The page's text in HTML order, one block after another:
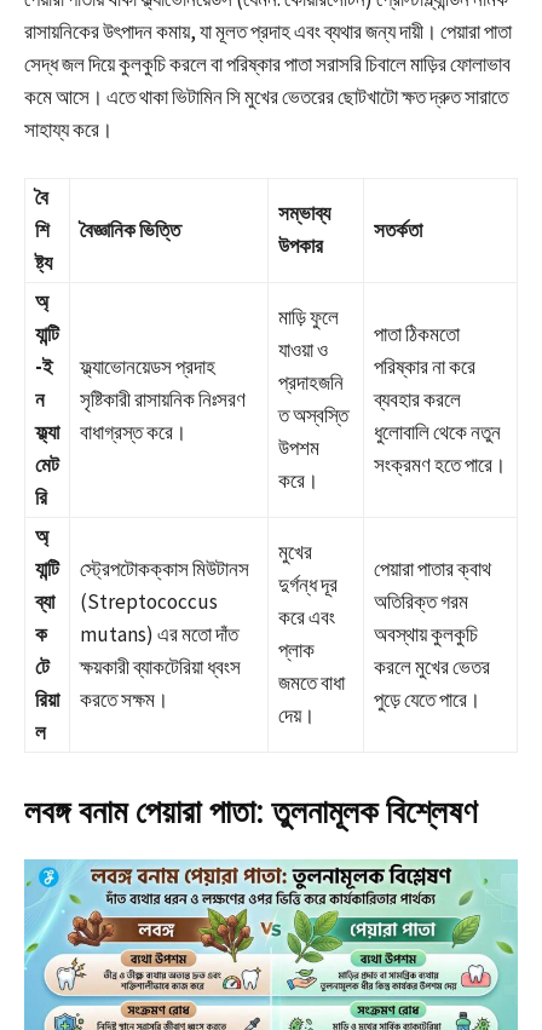
রাসায়নিকের উৎপাদন কমায়, যা মূলত প্রদাহ এবং ব্যথার জন্য দায়ী। পেয়ারা পাতা
সেদ্ধ জল দিয়ে কুলকুচি করলে বা পরিষ্কার পাতা সরাসরি চিবালে মাড়ির ফোলাভাব
কমে আসে। এতে থাকা ভিটামিন সি মুখের ভেতরের ছোটখাটো ক্ষত দ্রুত সারাতে
সাহায্য করে।
বৈ
শি
ষ্ট্য
বৈজ্ঞানিক ভিত্তি
সম্ভাব্য
উপকার
সতর্কতা
অ্
যান্টি
-ই
ন
ফ্ল্যা
মেট
রি
ফ্ল্যাভোনয়েডস প্রদাহ
সৃষ্টিকারী রাসায়নিক নিঃসরণ
বাধাগ্রস্ত করে।
মাড়ি ফুলে
যাওয়া ও
প্রদাহজনি
ত অস্বস্তি
উপশম
করে।
পাতা ঠিকমতো
পরিষ্কার না করে
ব্যবহার করলে
ধুলোবালি থেকে নতুন
সংক্রমণ হতে পারে।
অ্
যান্টি
ব্যা
ক
টে
রিয়া
ল
স্ট্রেপটোকক্কাস মিউটানস
(Streptococcus
mutans) এর মতো দাঁত
ক্ষয়কারী ব্যাকটেরিয়া ধ্বংস
করতে সক্ষম।
মুখের
দুর্গন্ধ দূর
করে এবং
প্লাক
জমতে বাধা
দেয়।
পেয়ারা পাতার ক্বাথ
অতিরিক্ত গরম
অবস্থায় কুলকুচি
করলে মুখের ভেতর
পুড়ে যেতে পারে।
লবঙ্গ বনাম পেয়ারা পাতা: তুলনামূলক বিশ্লেষণ